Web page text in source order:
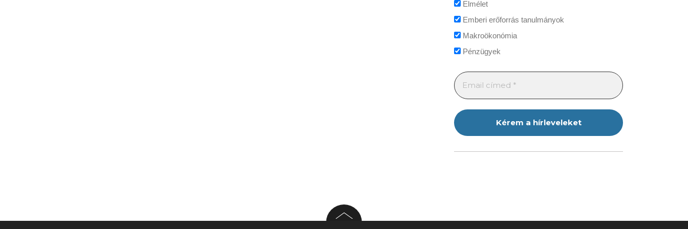
Elmélet
Emberi erőforrás tanulmányok
Makroökonómia
Pénzügyek